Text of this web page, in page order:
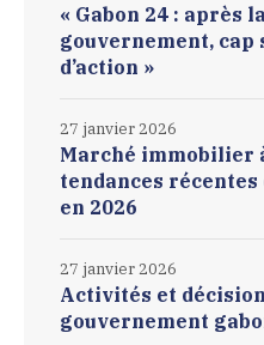
« Gabon 24 : après
gouvernement, cap
d’action »
Marché immobilier
tendances
en 2026
27 janvier 2026
Activités et
gouvernement
27 janvier 2026